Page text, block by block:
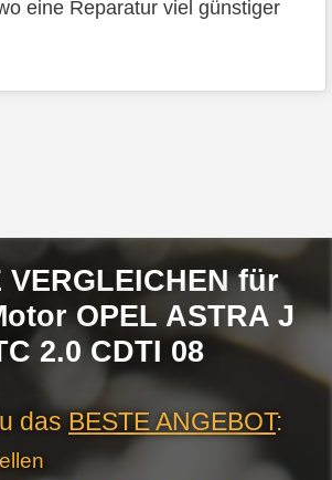
eine Reparatur viel günstiger
VERGLEICHEN für
OPEL ASTRA J
2.0 CDTI 08
dasBESTE ANGEBOT: